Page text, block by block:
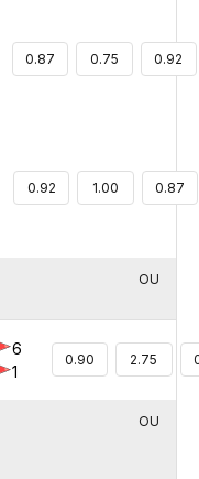
0.87 0.75 0.92
0.92 1.00 0.87
OU
6
1
0.90 2.75
OU